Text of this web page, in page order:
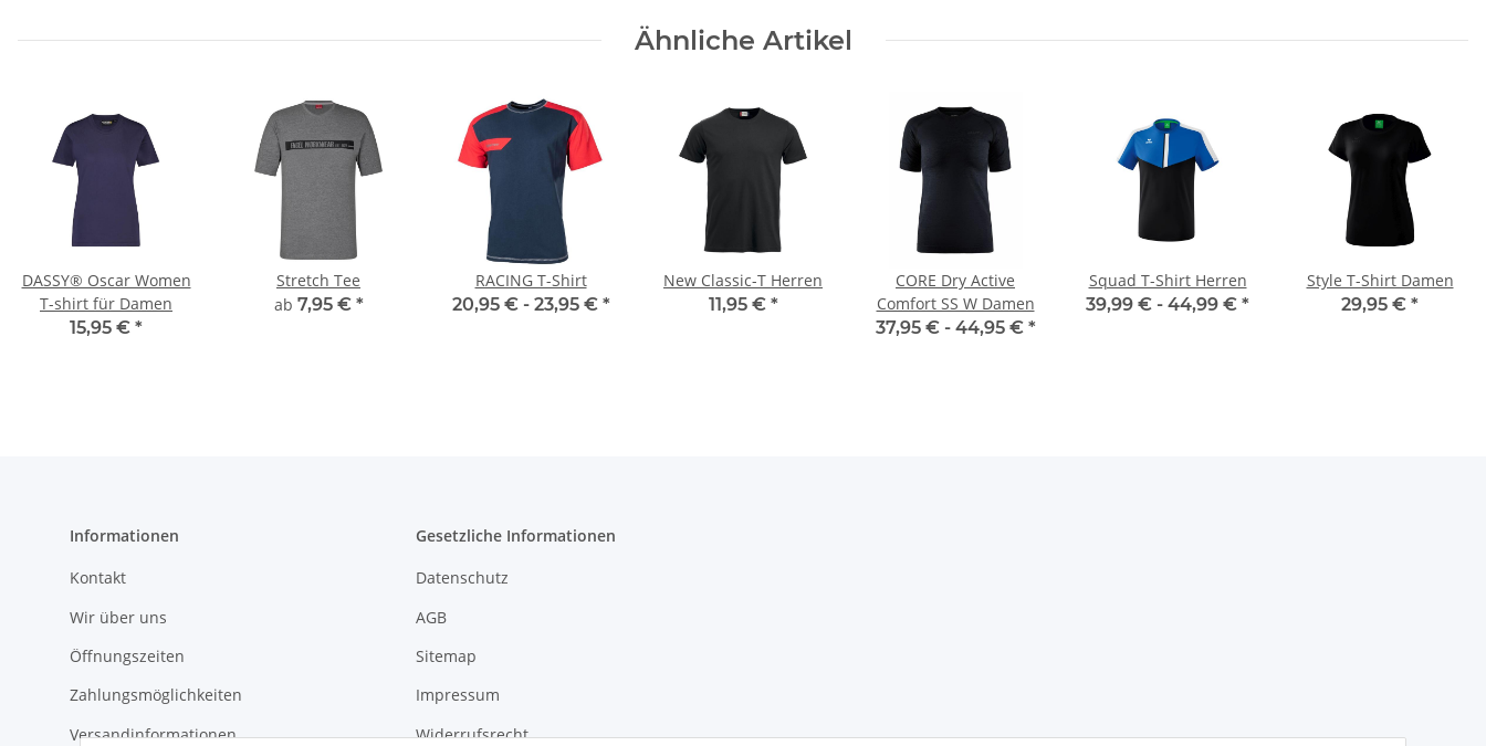
Ähnliche Artikel
DASSY® Oscar Women
T-shirt für Damen
15,95 € *
Stretch Tee
ab 7,95 € *
RACING T-Shirt
20,95 € - 23,95 € *
New Classic-T Herren
11,95 € *
CORE Dry Active
Comfort SS W Damen
37,95 € - 44,95 € *
Squad T-Shirt Herren
39,99 € - 44,99 € *
Style T-Shirt Damen
29,95 € *
Informationen
Kontakt
Wir über uns
Öffnungszeiten
Zahlungsmöglichkeiten
Versandinformationen
Gesetzliche Informationen
Datenschutz
AGB
Sitemap
Impressum
Widerrufsrecht